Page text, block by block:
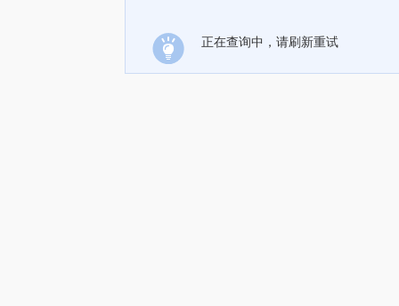
正在查询中，请刷新重试